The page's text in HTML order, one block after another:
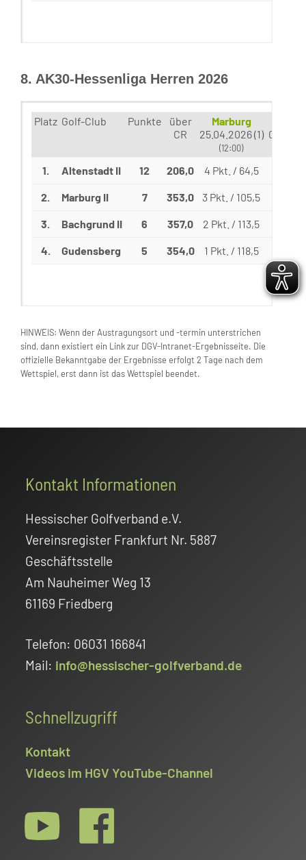
8. AK30-Hessenliga Herren 2026
Platz Golf-Club Punkte
über
CR
Marburg
25.04.2026 (1)
(12:00)
1. Altenstadt II 12 206,0 4 Pkt. / 64,5
2. Marburg II 7 353,0 3 Pkt. / 105,5
3. Bachgrund II 6 357,0 2 Pkt. / 113,5
4. Gudensberg 5 354,0 1 Pkt. / 118,5
HINWEIS: Wenn der Austragungsort und -termin unterstrichen
sind, dann existiert ein Link zur DGV-Intranet-Ergebnisseite. Die
offizielle Bekanntgabe der Ergebnisse erfolgt 2 Tage nach dem
Wettspiel, erst dann ist das Wettspiel beendet.
FooterKontakt Informationen
Hessischer Golfverband e.V.
Vereinsregister Frankfurt Nr. 5887
Geschäftsstelle
Am Nauheimer Weg 13
61169 Friedberg
Telefon: 06031 166841
Mail: info@hessischer-golfverband.de
Schnellzugriff
Kontakt
Videos im HGV YouTube-Channel